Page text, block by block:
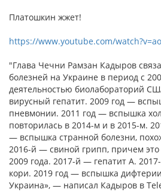
Платошкин жжет!
https://www.youtube.com/
"Глава Чечни Рамзан Кадыров
болезней на Украине в период с
деятельностью биолабораторий
вирусный гепатит. 2009 год —
пневмонии. 2011 год — вспышка
повторилась в 2014-м и в 2015-м.
— вспышка странной болезни,
2016-й — свиной грипп, причем
2009 года. 2017-й — гепатит А.
кори. 2019 год — вспышка
Украина», — написал Кадыров в